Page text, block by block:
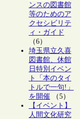
ンスの図書館
等のためのア
クセシビリテ
ィ・ガイド
（6）
埼玉県立久喜
図書館、休館
日特別イベン
ト「本のタイ
トルで一句!」
を開催（5）
【イベント】
人間文化研究